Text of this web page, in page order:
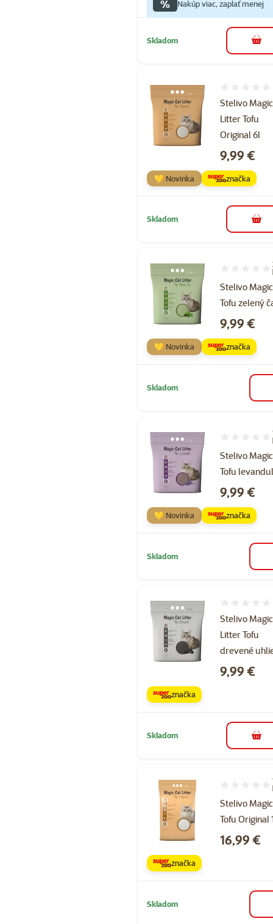
% Nakúp viac, zaplať menej
Skladom do
Stelivo Magic
Litter Tofu
Original 6l
Cena
9,99 €
💛 Novinka značka
Skladom do
Stelivo
Tofu zelený
Hodnotenie
Cena
9,99 €
💛 Novinka značka
Skladom
Stelivo
Tofu
Hodnotenie
Cena
9,99 €
💛 Novinka značka
Skladom
Stelivo Magic
Litter Tofu
drevené
Cena
9,99 €
značka
Skladom do
Stelivo
Tofu Original
Hodnotenie
Cena
16,99 €
značka
Skladom